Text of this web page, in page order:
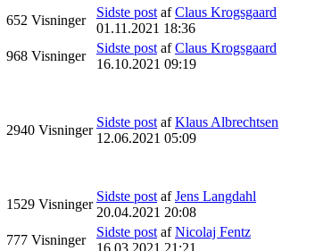
652 Visninger
Sidste post afClaus Krogsgaard
01.11.2021 18:36
968 Visninger
Sidste post afClaus Krogsgaard
16.10.2021 09:19
2940 Visninger
Sidste post afKlaus Albrechtsen
12.06.2021 05:09
1529 Visninger
Sidste post afJens Langdahl
20.04.2021 20:08
777 Visninger
Sidste post afNicolaj Fentz
16.03.2021 21:21